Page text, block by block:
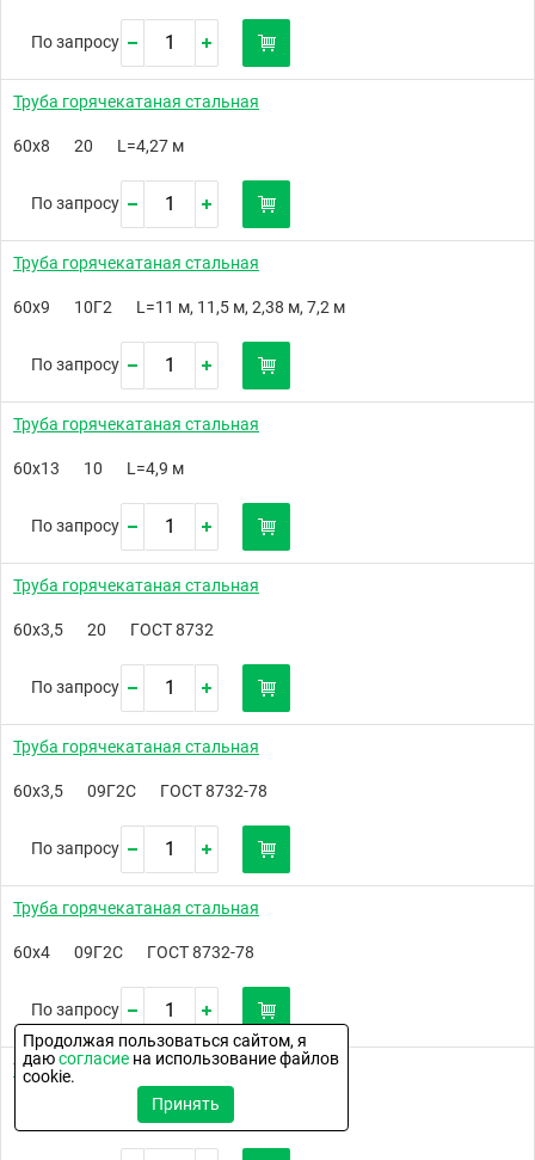
По запросу
Труба горячекатаная стальная
60х8 20 L=4,27 м
По запросу
Труба горячекатаная стальная
60х9 10Г2 L=11 м, 11,5 м, 2,38 м, 7,2 м
По запросу
Труба горячекатаная стальная
60х13 10 L=4,9 м
По запросу
Труба горячекатаная стальная
60х3,5 20 ГОСТ 8732
По запросу
Труба горячекатаная стальная
60х3,5 09Г2С ГОСТ 8732-78
По запросу
Труба горячекатаная стальная
60х4 09Г2С ГОСТ 8732-78
По запросу
Труба горячекатаная стальная
ГОСТ 8732-78
Продолжая пользоваться сайтом, я
даюсогласие на использование файлов
cookie.
Принять